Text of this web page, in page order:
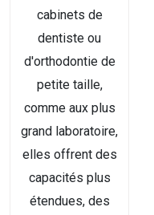
cabinets de
dentiste ou
d'orthodontie de
petite taille,
comme aux plus
grand laboratoire,
elles offrent des
capacités plus
étendues, des